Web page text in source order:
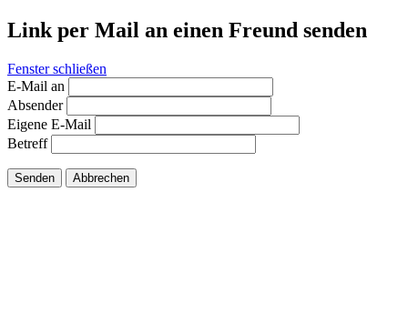
Link per Mail an einen Freund senden
Fenster schließen
E-Mail an
Absender
Eigene E-Mail
Betreff
Senden Abbrechen